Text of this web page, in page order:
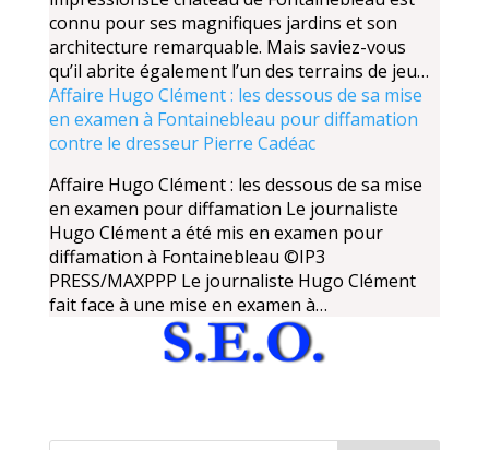
connu pour ses magnifiques jardins et son
architecture remarquable. Mais saviez-vous
qu’il abrite également l’un des terrains de jeu…
Affaire Hugo Clément : les dessous de sa mise
en examen à Fontainebleau pour diffamation
contre le dresseur Pierre Cadéac
Affaire Hugo Clément : les dessous de sa mise
en examen pour diffamation Le journaliste
Hugo Clément a été mis en examen pour
diffamation à Fontainebleau ©IP3
PRESS/MAXPPP Le journaliste Hugo Clément
fait face à une mise en examen à…